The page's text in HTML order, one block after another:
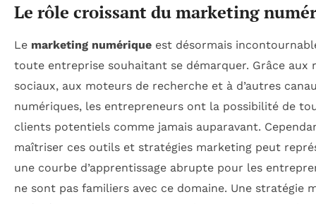
Le rôle croissant du marketing
Le marketing numérique est désormais
toute entreprise souhaitant se démarquer. Grâce aux
sociaux, aux moteurs de recherche et à d’autres
numériques, les entrepreneurs ont la possibilité de
clients potentiels comme jamais auparavant.
maîtriser ces outils et stratégies marketing peut
une courbe d’apprentissage abrupte pour les
ne sont pas familiers avec ce domaine. Une stratégie